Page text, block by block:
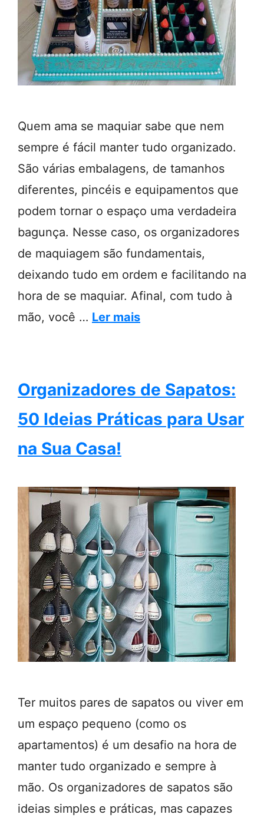
Quem ama se maquiar sabe que nem
sempre é fácil manter tudo organizado.
São várias embalagens, de tamanhos
diferentes, pincéis e equipamentos que
podem tornar o espaço uma verdadeira
bagunça. Nesse caso, os organizadores
de maquiagem são fundamentais,
deixando tudo em ordem e facilitando na
hora de se maquiar. Afinal, com tudo à
mão, você … Ler mais
Organizadores de Sapatos:
50 Ideias Práticas para Usar
na Sua Casa!
Ter muitos pares de sapatos ou viver em
um espaço pequeno (como os
apartamentos) é um desafio na hora de
manter tudo organizado e sempre à
mão. Os organizadores de sapatos são
ideias simples e práticas, mas capazes